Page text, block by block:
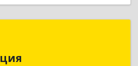
обл, Смоленск г, Марии